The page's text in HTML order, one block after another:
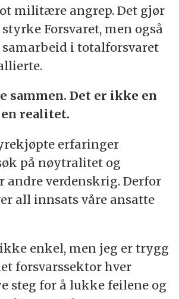
militære angrep. Det gjør
Forsvaret, men også
i totalforsvaret
sammen. Det er ikke en
realitet.
erfaringer
på nøytralitet og
andre verdenskrig. Derfor
all innsats våre ansatte
enkel, men jeg er trygg
forsvarssektor hver
steg for å lukke feilene og